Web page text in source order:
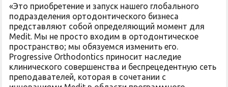
«Это приобретение и запуск нашего глобального
подразделения ортодонтического бизнеса
представляют собой определяющий момент для
Medit. Мы не просто входим в ортодонтическое
пространство; мы обязуемся изменить его.
Progressive Orthodontics приносит наследие
клинического совершенства и беспрецедентную сеть
преподавателей, которая в сочетании с